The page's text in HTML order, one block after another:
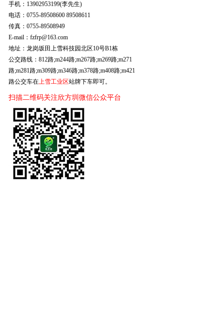
手机：13902953199(李先生)
电话：0755-89508600 89508611
传真：0755-89508949
E-mail：fzfrp@163.com
地址：龙岗坂田上雪科技园北区10号B1栋
公交路线：812路;m244路;m267路;m269路;m271
路;m281路;m309路;m346路;m378路;m408路;m421
路公交车在上雪工业区站牌下车即可。
扫描二维码关注欣方圳微信公众平台